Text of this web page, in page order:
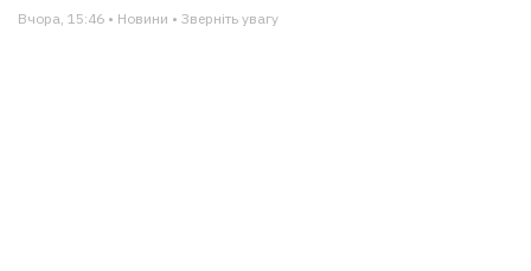
Вчора, 15:46 • Новини • Зверніть увагу